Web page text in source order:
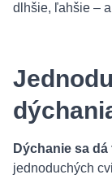
dlhšie, ľahšie –
Dýchanie sa
jednoduchých